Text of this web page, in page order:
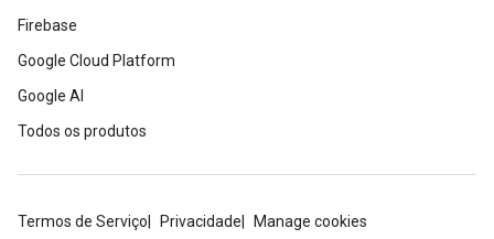
Firebase
Google Cloud Platform
Google AI
Todos os produtos
Termos de Serviço Privacidade Manage cookies